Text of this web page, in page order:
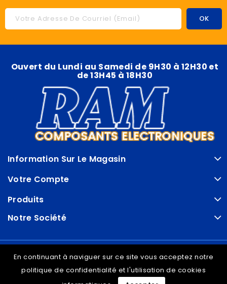
Ouvert du Lundi au Samedi de 9H30 à 12H30 et
de 13H45 à 18H30
Information Sur Le Magasin
Votre Compte
Produits
Notre Société
© VDRAM - 2026
En continuant à naviguer sur ce site vous acceptez notre
politique de confidentialité et l'utilisation de cookies